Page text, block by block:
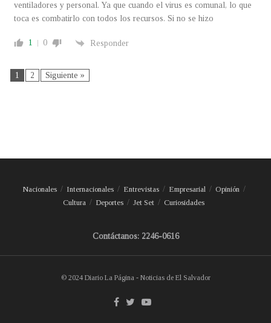
ventiladores y personal. Ya que cuando el virus es comunal, lo que
toca es combatirlo con todos los recursos. Si no se hizo
1 0 Responder
1 2 Siguiente »
Nacionales Internacionales Entrevistas Empresarial
Opinión
Cultura
Deportes Jet Set Curiosidades
Contáctanos: 2246-0616
© 2024 Diario La Página - Noticias de El Salvador